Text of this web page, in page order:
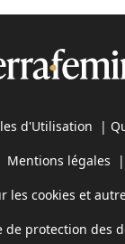
d'Utilisation |
Mentions légales |
les cookies et
de protection des